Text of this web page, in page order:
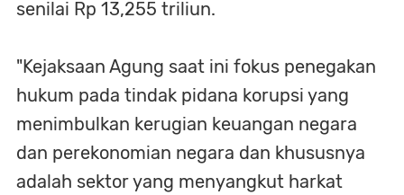
senilai Rp 13,255 triliun.
"Kejaksaan Agung saat ini fokus penegakan
hukum pada tindak pidana korupsi yang
menimbulkan kerugian keuangan negara
dan perekonomian negara dan khususnya
adalah sektor yang menyangkut harkat